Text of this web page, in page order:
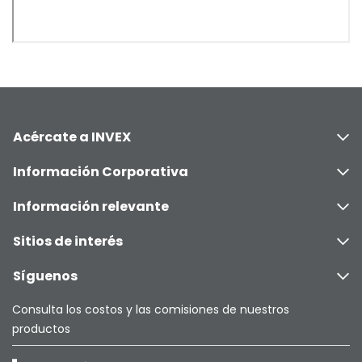
Acércate a INVEX
Información Corporativa
Información relevante
Sitios de interés
Síguenos
Consulta los costos y las comisiones de nuestros
productos